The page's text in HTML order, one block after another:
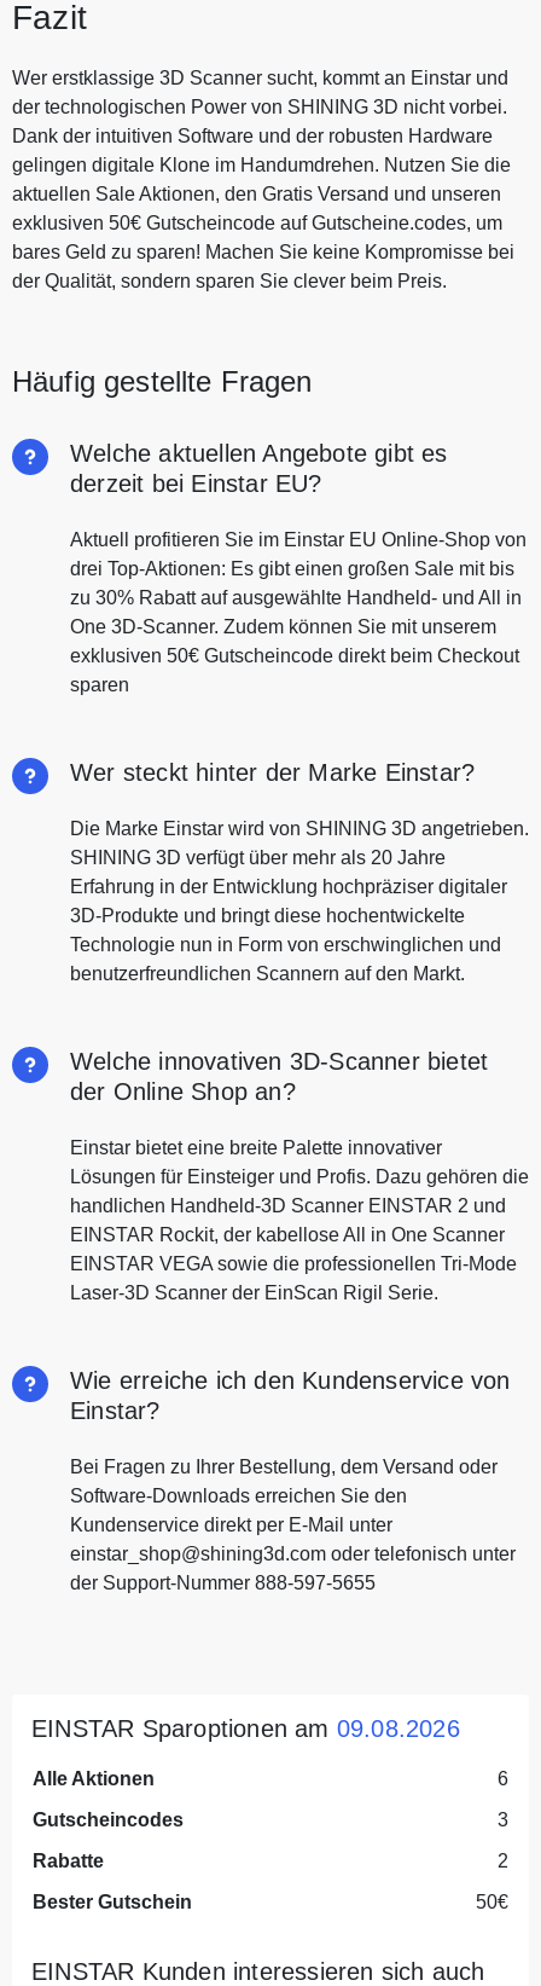
Fazit
Wer erstklassige 3D Scanner sucht, kommt an Einstar und
der technologischen Power von SHINING 3D nicht vorbei.
Dank der intuitiven Software und der robusten Hardware
gelingen digitale Klone im Handumdrehen. Nutzen Sie die
aktuellen Sale Aktionen, den Gratis Versand und unseren
exklusiven 50€ Gutscheincode auf Gutscheine.codes, um
bares Geld zu sparen! Machen Sie keine Kompromisse bei
der Qualität, sondern sparen Sie clever beim Preis.
Häufig gestellte Fragen
Welche aktuellen Angebote gibt es
derzeit bei Einstar EU?
Aktuell profitieren Sie im Einstar EU Online-Shop von
drei Top-Aktionen: Es gibt einen großen Sale mit bis
zu 30% Rabatt auf ausgewählte Handheld- und All in
One 3D-Scanner. Zudem können Sie mit unserem
exklusiven 50€ Gutscheincode direkt beim Checkout
sparen
Wer steckt hinter der Marke Einstar?
Die Marke Einstar wird von SHINING 3D angetrieben.
SHINING 3D verfügt über mehr als 20 Jahre
Erfahrung in der Entwicklung hochpräziser digitaler
3D-Produkte und bringt diese hochentwickelte
Technologie nun in Form von erschwinglichen und
benutzerfreundlichen Scannern auf den Markt.
Welche innovativen 3D-Scanner bietet
der Online Shop an?
Einstar bietet eine breite Palette innovativer
Lösungen für Einsteiger und Profis. Dazu gehören die
handlichen Handheld-3D Scanner EINSTAR 2 und
EINSTAR Rockit, der kabellose All in One Scanner
EINSTAR VEGA sowie die professionellen Tri-Mode
Laser-3D Scanner der EinScan Rigil Serie.
Wie erreiche ich den Kundenservice von
Einstar?
Bei Fragen zu Ihrer Bestellung, dem Versand oder
Software-Downloads erreichen Sie den
Kundenservice direkt per E-Mail unter
einstar_shop@shining3d.com oder telefonisch unter
der Support-Nummer 888-597-5655
EINSTAR Sparoptionen am 09.08.2026
Alle Aktionen
6
Gutscheincodes
3
Rabatte
2
Bester Gutschein
50€
EINSTAR Kunden interessieren sich auch